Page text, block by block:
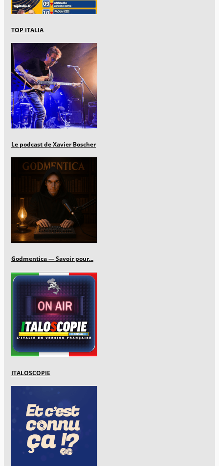
TOP ITALIA
Le podcast de Xavier Boscher
Godmentica — Savoir pour...
ITALOSCOPIE